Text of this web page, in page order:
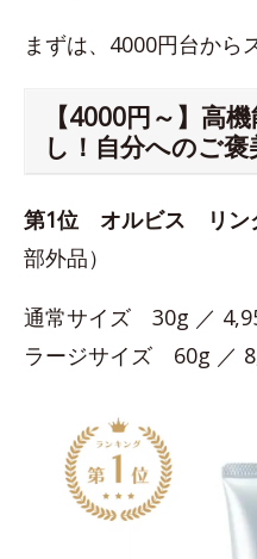
まずは、4000円台から
【4000円～】高
し！自分へのご褒
第1位 オルビス リン
部外品）
通常サイズ 30g ／
ラージサイズ 60g ／